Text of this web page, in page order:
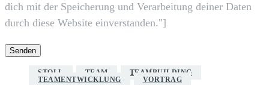
dich mit der Speicherung und Verarbeitung deiner Daten
durch diese Website einverstanden."]
STOLL TEAM
TEAMBUILDING
TEAMENTWICKLUNG
VORTRAG